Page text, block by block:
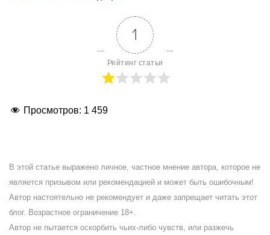
1
Рейтинг статьи
Просмотров: 1 459
В этой статье выражено личное, частное мнение автора, которое не
является призывом или рекомендацией и может быть ошибочным!
Автор настоятельно не рекомендует и даже запрещает читать этот
блог. Возрастное ограничение 18+.
Автор не пытается оскорбить чьих-либо чувств, или разжечь